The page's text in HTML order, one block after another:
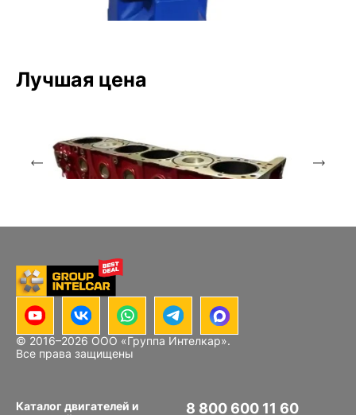
Аксиально-поршневой насос
Bosch Rexroth
Лучшая цена
Блок цилиндров Hino J08E
© 2016–2026 ООО «Группа Интелкар».
Все права защищены
Каталог двигателей и
8 800 600 11 60